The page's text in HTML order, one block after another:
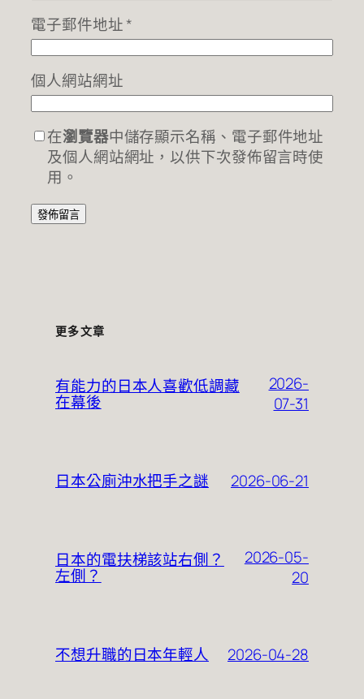
電子郵件地址*
個人網站網址
在瀏覽器中儲存顯示名稱、電子郵件地址
及個人網站網址，以供下次發佈留言時使
用。
更多文章
有能力的日本人喜歡低調藏
在幕後
2026-
07-31
日本公廁沖水把手之謎 2026-06-21
日本的電扶梯該站右側？
左側？
2026-05-
20
不想升職的日本年輕人 2026-04-28